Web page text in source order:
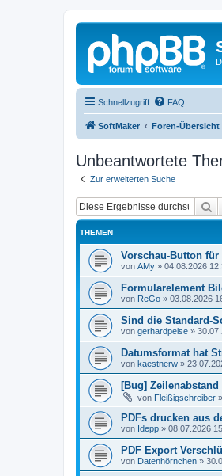
Schnellzugriff FAQ
SoftMaker Foren-Übersicht
Unbeantwortete
Zur erweiterten Suche
THEMEN
Vorschau-Button
von AMy » 04.08.2026
Formularelement
von ReGo » 03.08.2026
Sind die Standard-
von gerhardpeise »
Datumsformat hat
von kaestnerw »
[Bug]
von Fleißigschreiber »
PDFs drucken aus
von Idepp » 08.07.2026
PDF Export
von Datenhörnchen »